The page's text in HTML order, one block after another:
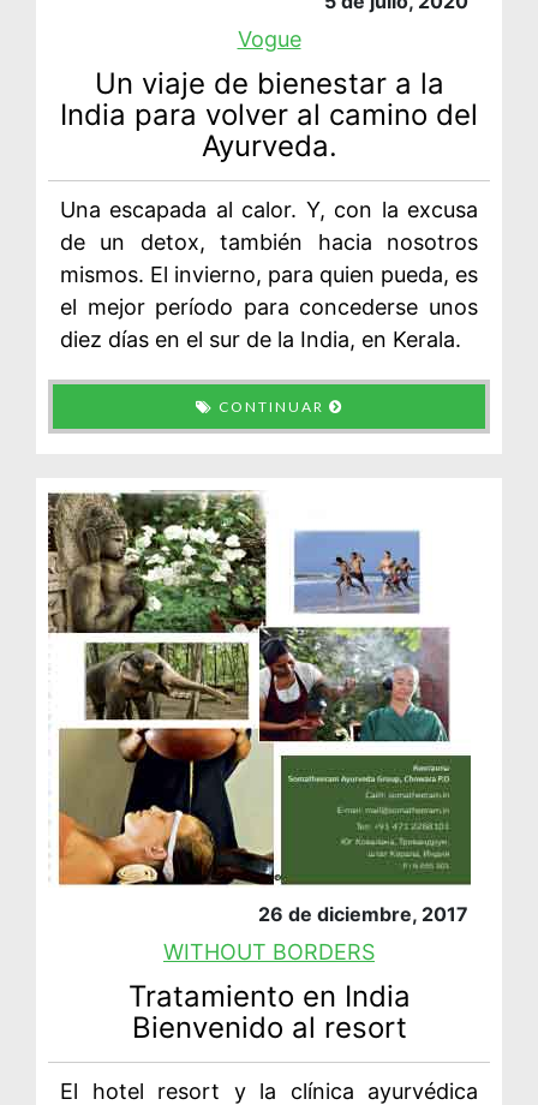
Vogue
Un viaje de bienestar a la
India para volver al camino del
Ayurveda.
Una escapada al calor. Y, con la excusa
de un detox, también hacia nosotros
mismos. El invierno, para quien pueda, es
el mejor período para concederse unos
diez días en el sur de la India, en Kerala.
CONTINUAR
26 de diciembre, 2017
WITHOUT BORDERS
Tratamiento en India
Bienvenido al resort
El hotel resort y la clínica ayurvédica